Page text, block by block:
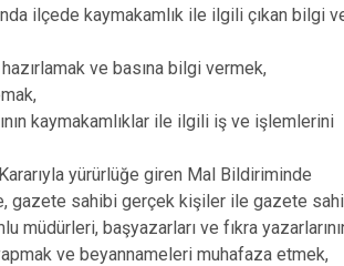
ilçede kaymakamlık ile ilgili çıkan bilgi
ve basına bilgi vermek,
kaymakamlıklar ile ilgili iş ve işlemlerini
yürürlüğe giren Mal Bildiriminde
gazete sahibi gerçek kişiler ile gazete
başyazarları ve fıkra
ve beyannameleri muhafaza etmek,